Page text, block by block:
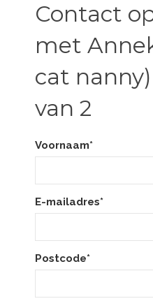
Contact
met
cat nanny)
van 2
Voornaam*
E-mailadres*
Postcode*